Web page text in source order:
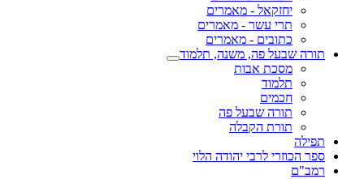
יחזקאל - מאמרים
תרי עשר - מאמרים
כתובים - מאמרים
תורה שבעל פה, משנה, תלמוד
מסכת אבות
תלמוד
חכמים
תורה שבעל פה
תורת הקבלה
תפילה
ספר הכוזרי לרבי יהודה הלוי
רמב"ם